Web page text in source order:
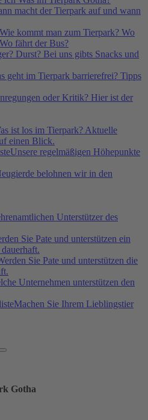
macht der Tierpark auf und wann
Wie kommt man zum Tierpark? Wo
fährt der Bus?
Durst? Bei uns gibts Snacks und
geht im Tierpark barrierefrei? Tipps
oder Kritik? Hier ist der
ist los im Tierpark? Aktuelle
einen Blick.
Unsere regelmäßigen Höhepunkte
belohnen wir in den
Unterstützer des
Sie Pate und unterstützen ein
Sie Pate und unterstützen die
Unternehmen unterstützen den
Machen Sie Ihrem Lieblingstier
Gotha